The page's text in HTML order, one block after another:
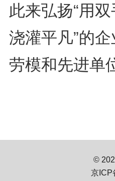
此来弘扬“用
浇灌平凡”的
劳模和先进单
©
京ICP